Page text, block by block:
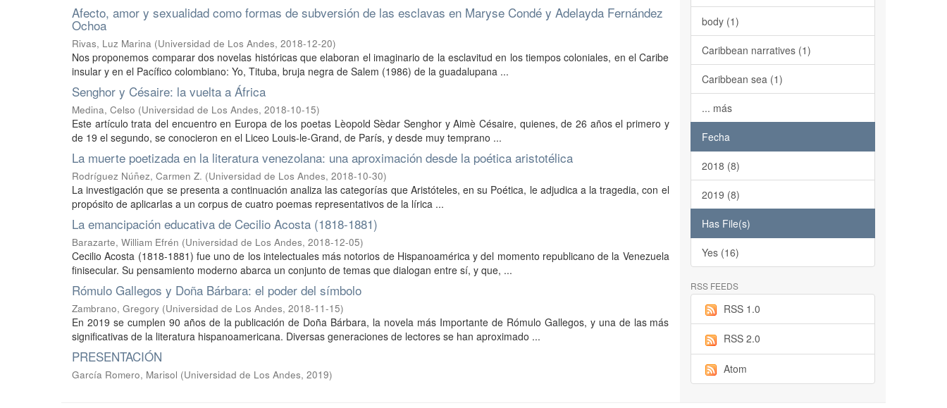
Afecto, amor y sexualidad como formas de subversión de las esclavas en Maryse Condé y Adelayda Fernández
Ochoa
Rivas, Luz Marina (Universidad de Los Andes, 2018-12-20)
Nos proponemos comparar dos novelas históricas que elaboran el imaginario de la esclavitud en los tiempos coloniales, en el Caribe
insular y en el Pacífico colombiano: Yo, Tituba, bruja negra de Salem (1986) de la guadalupana ...
Senghor y Césaire: la vuelta a África
Medina, Celso (Universidad de Los Andes, 2018-10-15)
Este artículo trata del encuentro en Europa de los poetas Lèopold Sèdar Senghor y Aimè Césaire, quienes, de 26 años el primero y
de 19 el segundo, se conocieron en el Liceo Louis-le-Grand, de París, y desde muy temprano ...
La muerte poetizada en la literatura venezolana: una aproximación desde la poética aristotélica
Rodríguez Núñez, Carmen Z. (Universidad de Los Andes, 2018-10-30)
La investigación que se presenta a continuación analiza las categorías que Aristóteles, en su Poética, le adjudica a la tragedia, con el
propósito de aplicarlas a un corpus de cuatro poemas representativos de la lírica ...
La emancipación educativa de Cecilio Acosta (1818-1881)
Barazarte, William Efrén (Universidad de Los Andes, 2018-12-05)
Cecilio Acosta (1818-1881) fue uno de los intelectuales más notorios de Hispanoamérica y del momento republicano de la Venezuela
finisecular. Su pensamiento moderno abarca un conjunto de temas que dialogan entre sí, y que, ...
Rómulo Gallegos y Doña Bárbara: el poder del símbolo
Zambrano, Gregory (Universidad de Los Andes, 2018-11-15)
En 2019 se cumplen 90 años de la publicación de Doña Bárbara, la novela más Importante de Rómulo Gallegos, y una de las más
significativas de la literatura hispanoamericana. Diversas generaciones de lectores se han aproximado ...
PRESENTACIÓN
García Romero, Marisol (Universidad de Los Andes, 2019)
body (1)
Caribbean narratives (1)
Caribbean sea (1)
... más
Fecha
2018 (8)
2019 (8)
Has File(s)
Yes (16)
RSS FEEDS
RSS 1.0
RSS 2.0
Atom